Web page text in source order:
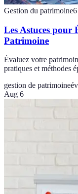
Gestion du patrimoine6
Les Astuces pour
Patrimoine
Évaluez votre
pratiques et méthodes
gestion de patrimoine
Aug 6